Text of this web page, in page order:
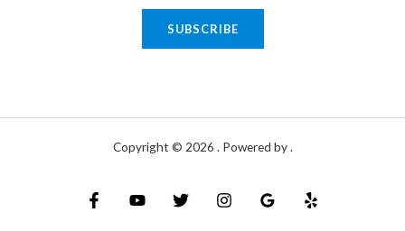
SUBSCRIBE
Copyright © 2026 . Powered by .